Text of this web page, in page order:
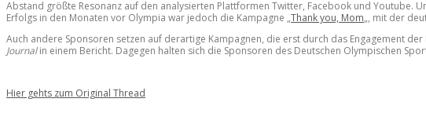
Abstand größte Resonanz auf den analysierten Plattformen Twitter, Facebook und Youtube.
Erfolgs in den Monaten vor Olympia war jedoch die Kampagne „Thank you, Mom„, mit der
Auch andere Sponsoren setzen auf derartige Kampagnen, die erst durch das Engagement
Journalin einem Bericht. Dagegen halten sich die Sponsoren des Deutschen Olympischen
Hier gehts zum Original Thread